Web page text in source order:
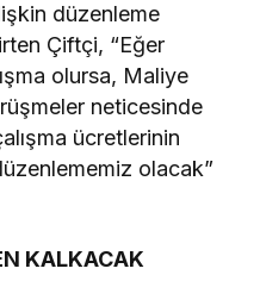
düzenleme
Çiftçi, “Eğer
olursa, Maliye
neticesinde
ücretlerinin
olacak”
KALKACAK